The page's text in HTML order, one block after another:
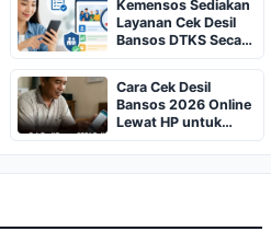
Kemensos Sediakan
Layanan Cek Desil
Bansos DTKS Secara
Online
Cara Cek Desil
Bansos 2026 Online
Lewat HP untuk
Ketahui Tingkat
Ekonomi